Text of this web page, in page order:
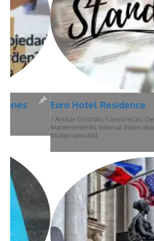
Euro Hotel Residence
Anular Contrato,Concorezzo, Desvinculación
Mantenimiento,Interval International ,Italia,
Multipropiedad